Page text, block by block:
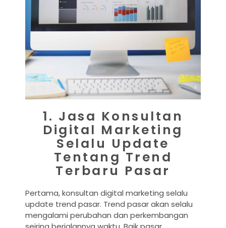
1. Jasa Konsultan
Digital Marketing
Selalu Update
Tentang Trend
Terbaru Pasar
Pertama, konsultan digital marketing selalu
update trend pasar. Trend pasar akan selalu
mengalami perubahan dan perkembangan